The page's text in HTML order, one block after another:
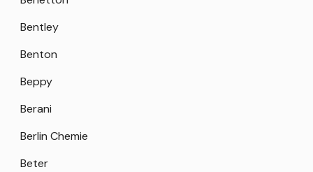
Bentley
Benton
Beppy
Berani
Berlin Chemie
Beter